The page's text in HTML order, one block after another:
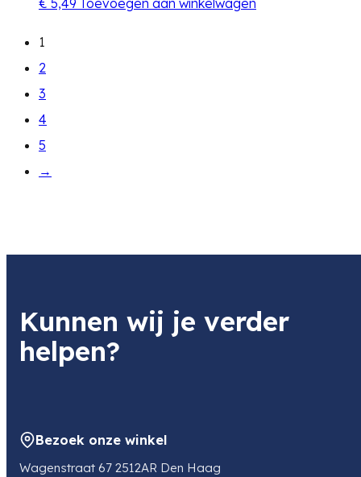
€ 5,49 Toevoegen aan winkelwagen
1
2
3
4
5
→
Kunnen wij je verder
helpen?
Bezoek onze winkel
Wagenstraat 67 2512AR Den Haag